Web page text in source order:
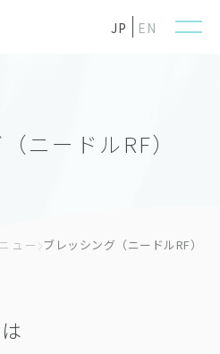
JP EN
ニードルRF）
ュー ブレッシング（ニードルRF）